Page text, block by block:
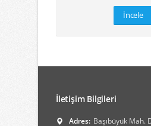
İncele
İletişim Bilgileri
Adres: Başıbüyük Mah.